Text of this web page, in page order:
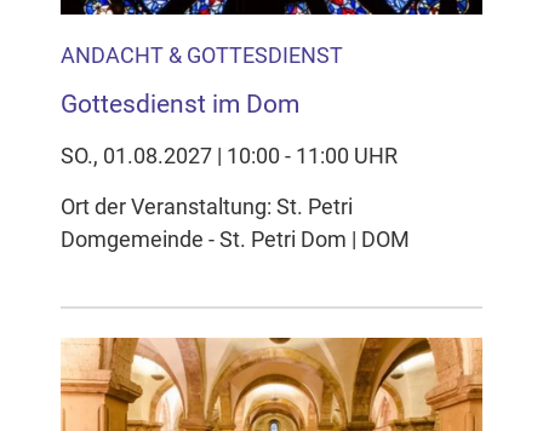
ANDACHT & GOTTESDIENST
Gottesdienst im Dom
SO., 01.08.2027 | 10:00 - 11:00 UHR
Ort der Veranstaltung: St. Petri
Domgemeinde - St. Petri Dom | DOM